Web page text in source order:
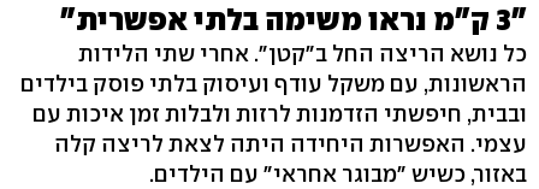
"3 ק"מ נראו משימה בלתי אפשרית"
כל נושא הריצה החל ב"קטן". אחרי שתי הלידות
הראשונות, עם משקל עודף ועיסוק בלתי פוסק בילדים
ובבית, חיפשתי הזדמנות לרזות ולבלות זמן איכות עם
עצמי. האפשרות היחידה היתה לצאת לריצה קלה
באזור, כשיש "מבוגר אחראי" עם הילדים.